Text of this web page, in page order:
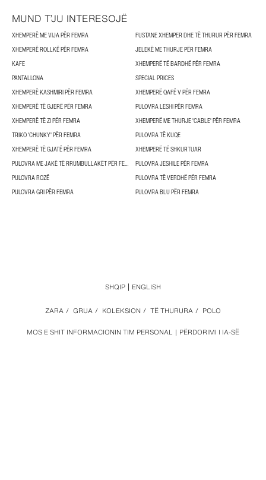
MUND T’JU INTERESOJË
XHEMPERË ME VIJA PËR FEMRA
FUSTANE XHEMPER DHE TË THURUR PËR FEMRA
XHEMPERË ROLLKË PËR FEMRA
JELEKË ME THURJE PËR FEMRA
KAFE
XHEMPERË TË BARDHË PËR FEMRA
PANTALLONA
SPECIAL PRICES
XHEMPERË KASHMIRI PËR FEMRA
XHEMPERË QAFË V PËR FEMRA
XHEMPERË TË GJERË PËR FEMRA
PULOVRA LESHI PËR FEMRA
XHEMPERË TË ZI PËR FEMRA
XHEMPERË ME THURJE 'CABLE' PËR FEMRA
TRIKO 'CHUNKY' PËR FEMRA
PULOVRA TË KUQE
XHEMPERË TË GJATË PËR FEMRA
XHEMPERË TË SHKURTUAR
PULOVRA ME JAKË TË RRUMBULLAKËT PËR FEMRA
PULOVRA JESHILE PËR FEMRA
PULOVRA ROZË
PULOVRA TË VERDHË PËR FEMRA
PULOVRA GRI PËR FEMRA
PULOVRA BLU PËR FEMRA
MOS E SHIT INFORMACIONIN TIM PERSONAL PËRDORIMI I IA-SË
ZARA / GRUA / KOLEKSION / TË THURURA / POLO
SHQIP ENGLISH